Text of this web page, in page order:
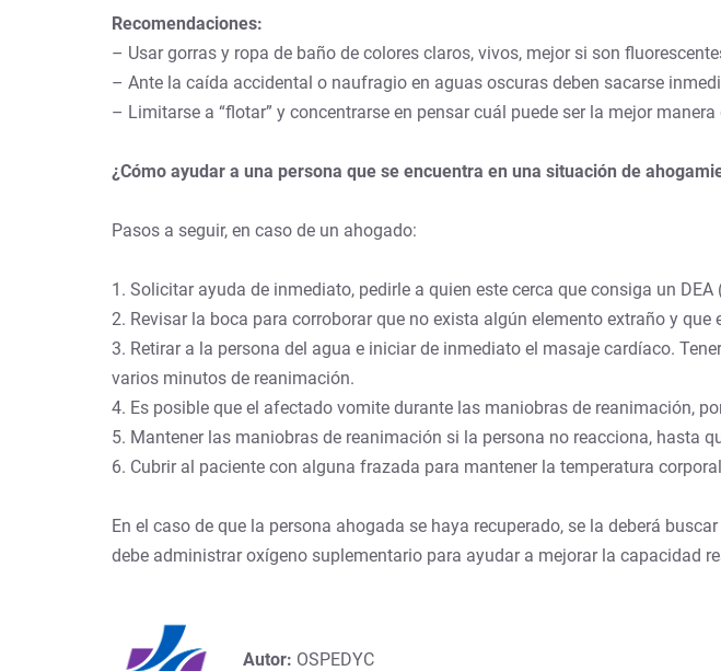
Recomendaciones:
– Usar gorras y ropa de baño de colores claros, vivos, mejor si son
– Ante la caída accidental o naufragio en aguas oscuras deben sacarse
– Limitarse a “flotar” y concentrarse en pensar cuál puede ser la mejor
¿Cómo ayudar a una persona que se encuentra en una situación de
Pasos a seguir, en caso de un ahogado:
1. Solicitar ayuda de inmediato, pedirle a quien este cerca que consiga un
2. Revisar la boca para corroborar que no exista algún elemento extraño y
3. Retirar a la persona del agua e iniciar de inmediato el masaje cardíaco.
varios minutos de reanimación.
4. Es posible que el afectado vomite durante las maniobras de reanimación,
5. Mantener las maniobras de reanimación si la persona no reacciona, hasta
6. Cubrir al paciente con alguna frazada para mantener la temperatura
En el caso de que la persona ahogada se haya recuperado, se la deberá
debe administrar oxígeno suplementario para ayudar a mejorar la capacidad
Autor: OSPEDYC